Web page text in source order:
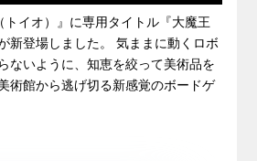
トイオ）』に専用タイトル『大魔王
新登場しました。 気ままに動くロボ
ないように、知恵を絞って美術品を
術館から逃げ切る新感覚のボードゲ